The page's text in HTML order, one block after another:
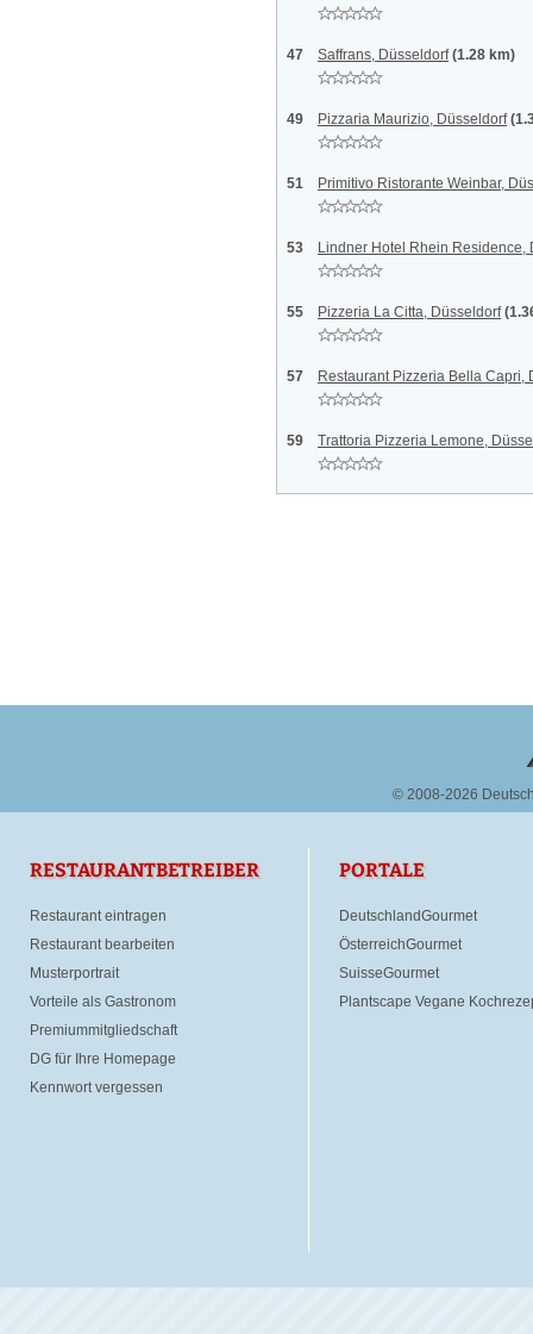
47 Saffrans, Düsseldorf (1.28 km)
49 Pizzaria Maurizio, Düsseldorf
51 Primitivo Ristorante Weinbar,
53 Lindner Hotel Rhein Residence,
55 Pizzeria La Citta, Düsseldorf
57 Restaurant Pizzeria Bella Capri,
59 Trattoria Pizzeria Lemone,
© 2008-2026
RESTAURANTBETREIBER
Restaurant eintragen
Restaurant bearbeiten
Musterportrait
Vorteile als Gastronom
Premiummitgliedschaft
DG für Ihre Homepage
Kennwort vergessen
PORTALE
DeutschlandGourmet
ÖsterreichGourmet
SuisseGourmet
Plantscape Vegane